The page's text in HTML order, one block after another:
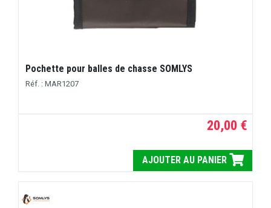
Pochette pour balles de chasse SOMLYS
Réf. : MAR1207
20,00 €
AJOUTER AU PANIER